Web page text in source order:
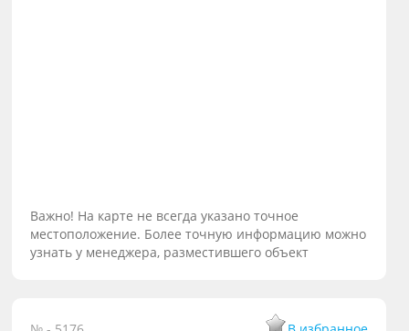
Важно! На карте не всегда указано точное
местоположение. Более точную информацию можно
узнать у менеджера, разместившего объект